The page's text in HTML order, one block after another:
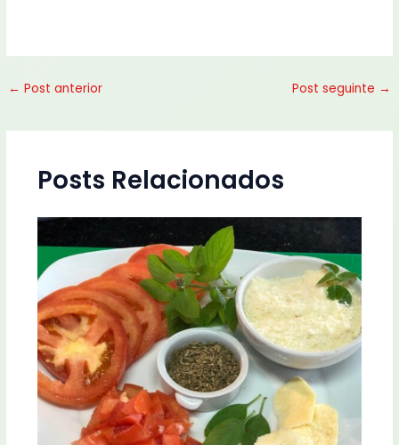
← Post anterior Post seguinte →
Posts Relacionados